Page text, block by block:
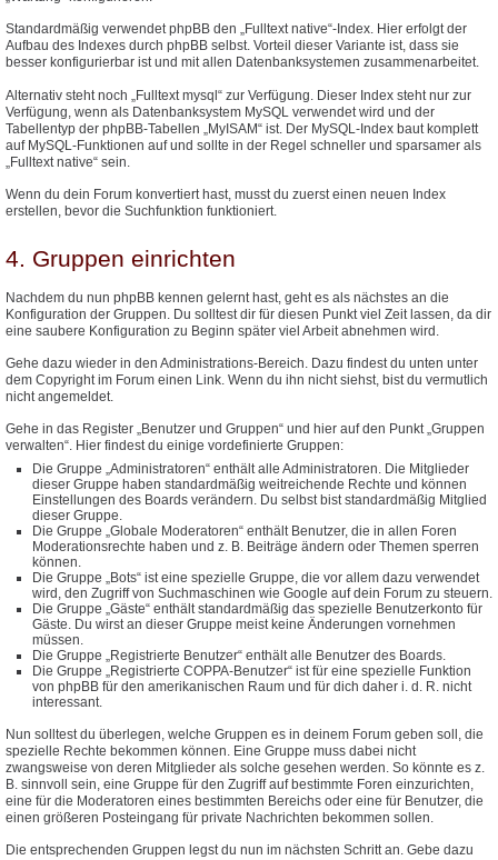
Standardmäßig verwendet phpBB den „Fulltext native“-Index. Hier erfolgt der
Aufbau des Indexes durch phpBB selbst. Vorteil dieser Variante ist, dass sie
besser konfigurierbar ist und mit allen Datenbanksystemen zusammenarbeitet.
Alternativ steht noch „Fulltext mysql“ zur Verfügung. Dieser Index steht nur zur
Verfügung, wenn als Datenbanksystem MySQL verwendet wird und der
Tabellentyp der phpBB-Tabellen „MyISAM“ ist. Der MySQL-Index baut komplett
auf MySQL-Funktionen auf und sollte in der Regel schneller und sparsamer als
„Fulltext native“ sein.
Wenn du dein Forum konvertiert hast, musst du zuerst einen neuen Index
erstellen, bevor die Suchfunktion funktioniert.
4. Gruppen einrichten
Nachdem du nun phpBB kennen gelernt hast, geht es als nächstes an die
Konfiguration der Gruppen. Du solltest dir für diesen Punkt viel Zeit lassen, da dir
eine saubere Konfiguration zu Beginn später viel Arbeit abnehmen wird.
Gehe dazu wieder in den Administrations-Bereich. Dazu findest du unten unter
dem Copyright im Forum einen Link. Wenn du ihn nicht siehst, bist du vermutlich
nicht angemeldet.
Gehe in das Register „Benutzer und Gruppen“ und hier auf den Punkt „Gruppen
verwalten“. Hier findest du einige vordefinierte Gruppen:
Die Gruppe „Administratoren“ enthält alle Administratoren. Die Mitglieder
dieser Gruppe haben standardmäßig weitreichende Rechte und können
Einstellungen des Boards verändern. Du selbst bist standardmäßig Mitglied
dieser Gruppe.
Die Gruppe „Globale Moderatoren“ enthält Benutzer, die in allen Foren
Moderationsrechte haben und z. B. Beiträge ändern oder Themen sperren
können.
Die Gruppe „Bots“ ist eine spezielle Gruppe, die vor allem dazu verwendet
wird, den Zugriff von Suchmaschinen wie Google auf dein Forum zu steuern.
Die Gruppe „Gäste“ enthält standardmäßig das spezielle Benutzerkonto für
Gäste. Du wirst an dieser Gruppe meist keine Änderungen vornehmen
müssen.
Die Gruppe „Registrierte Benutzer“ enthält alle Benutzer des Boards.
Die Gruppe „Registrierte COPPA-Benutzer“ ist für eine spezielle Funktion
von phpBB für den amerikanischen Raum und für dich daher i. d. R. nicht
interessant.
Nun solltest du überlegen, welche Gruppen es in deinem Forum geben soll, die
spezielle Rechte bekommen können. Eine Gruppe muss dabei nicht
zwangsweise von deren Mitglieder als solche gesehen werden. So könnte es z.
B. sinnvoll sein, eine Gruppe für den Zugriff auf bestimmte Foren einzurichten,
eine für die Moderatoren eines bestimmten Bereichs oder eine für Benutzer, die
einen größeren Posteingang für private Nachrichten bekommen sollen.
Die entsprechenden Gruppen legst du nun im nächsten Schritt an. Gebe dazu